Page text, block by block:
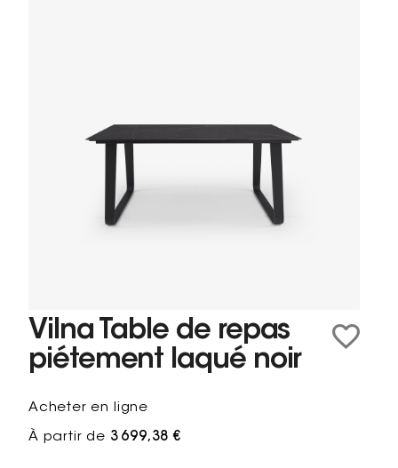
Vilna Table de repas
piétement laqué noir
Acheter en ligne
À partir de 3 699,38 €